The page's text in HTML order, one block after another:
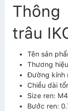
trâu
Tên sản
Thương
Đường kính
Chiều dài
Size ren: M4
Bước ren: